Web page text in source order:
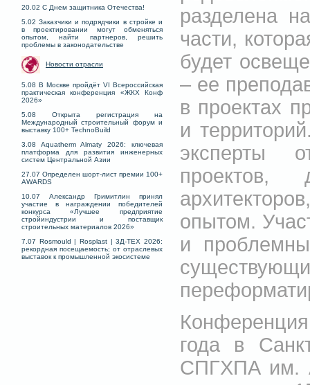
20.02 С Днем защитника Отечества!
5.02 Заказчики и подрядчики в стройке и
в проектировании могут обменяться
опытом, найти партнеров, решить
проблемы в законодательстве
Новости отрасли
5.08 В Москве пройдёт VI Всероссийская
практическая конференция «ЖКХ Конф
2026»
5.08 Открыта регистрация на
Международный строительный форум и
выставку 100+ TechnoBuild
3.08 Aquatherm Almaty 2026: ключевая
платформа для развития инженерных
систем Центральной Азии
27.07 Определен шорт-лист премии 100+
AWARDS
10.07 Александр Гримитлин принял
участие в награждении победителей
конкурса «Лучшее предприятие
стройиндустрии и поставщик
строительных материалов 2026»
7.07 Rosmould | Rosplast | 3Д-ТЕХ 2026:
рекордная посещаемость; от отраслевых
выставок к промышленной экосистеме
разделена
части,
будет
– ее
в проектах
и
эксперты
проектов,
опытом.
и
года в
СПГХПА им.